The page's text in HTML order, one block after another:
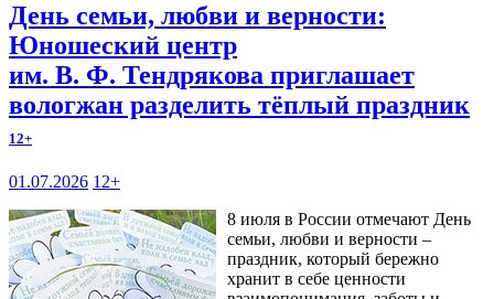
День семьи, любви и верности:
Юношеский центр
им. В. Ф. Тендрякова приглашает
вологжан разделить тёплый праздник
12+
01.07.2026 12+
8 июля в России отмечают День
семьи, любви и верности –
праздник, который бережно
хранит в себе ценности